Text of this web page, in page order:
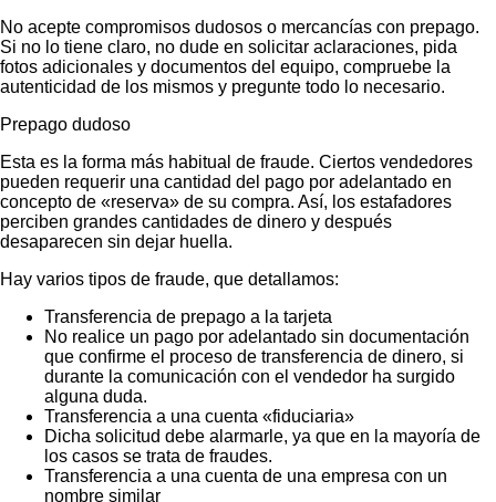
No acepte compromisos dudosos o mercancías con prepago.
Si no lo tiene claro, no dude en solicitar aclaraciones, pida
fotos adicionales y documentos del equipo, compruebe la
autenticidad de los mismos y pregunte todo lo necesario.
Prepago dudoso
Esta es la forma más habitual de fraude. Ciertos vendedores
pueden requerir una cantidad del pago por adelantado en
concepto de «reserva» de su compra. Así, los estafadores
perciben grandes cantidades de dinero y después
desaparecen sin dejar huella.
Hay varios tipos de fraude, que detallamos:
Transferencia de prepago a la tarjeta
No realice un pago por adelantado sin documentación
que confirme el proceso de transferencia de dinero, si
durante la comunicación con el vendedor ha surgido
alguna duda.
Transferencia a una cuenta «fiduciaria»
Dicha solicitud debe alarmarle, ya que en la mayoría de
los casos se trata de fraudes.
Transferencia a una cuenta de una empresa con un
nombre similar